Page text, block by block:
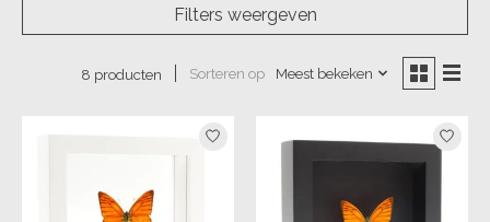
Filters weergeven
8 producten Sorteren op Meest bekeken